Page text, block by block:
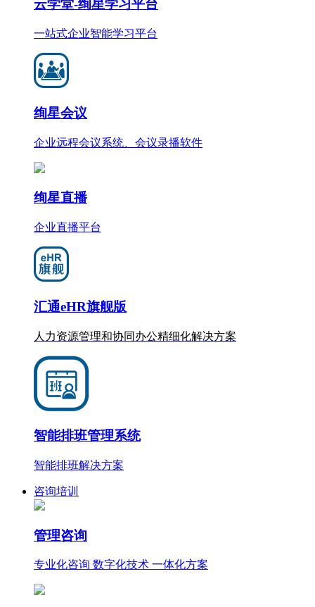
云学堂-绚星学习平台
一站式企业智能学习平台
绚星会议
企业远程会议系统、会议录播软件
绚星直播
企业直播平台
汇通eHR旗舰版
人力资源管理和协同办公精细化解决方案
智能排班管理系统
智能排班解决方案
咨询培训
管理咨询
专业化咨询 数字化技术 一体化方案